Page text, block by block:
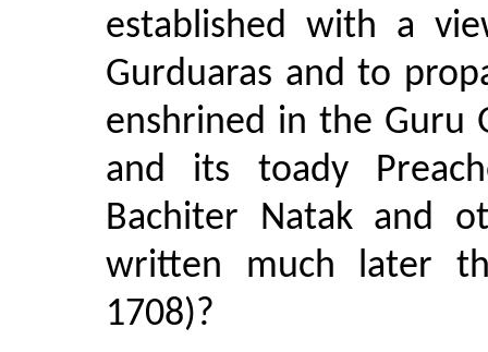
established with a
Gurduaras and to
enshrined in the Guru
and its toady
Bachiter Natak and
written much later
1708)?